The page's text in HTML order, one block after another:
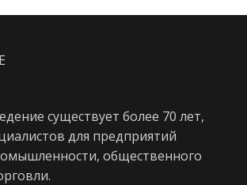
существует более 70 лет,
для предприятий
общественного